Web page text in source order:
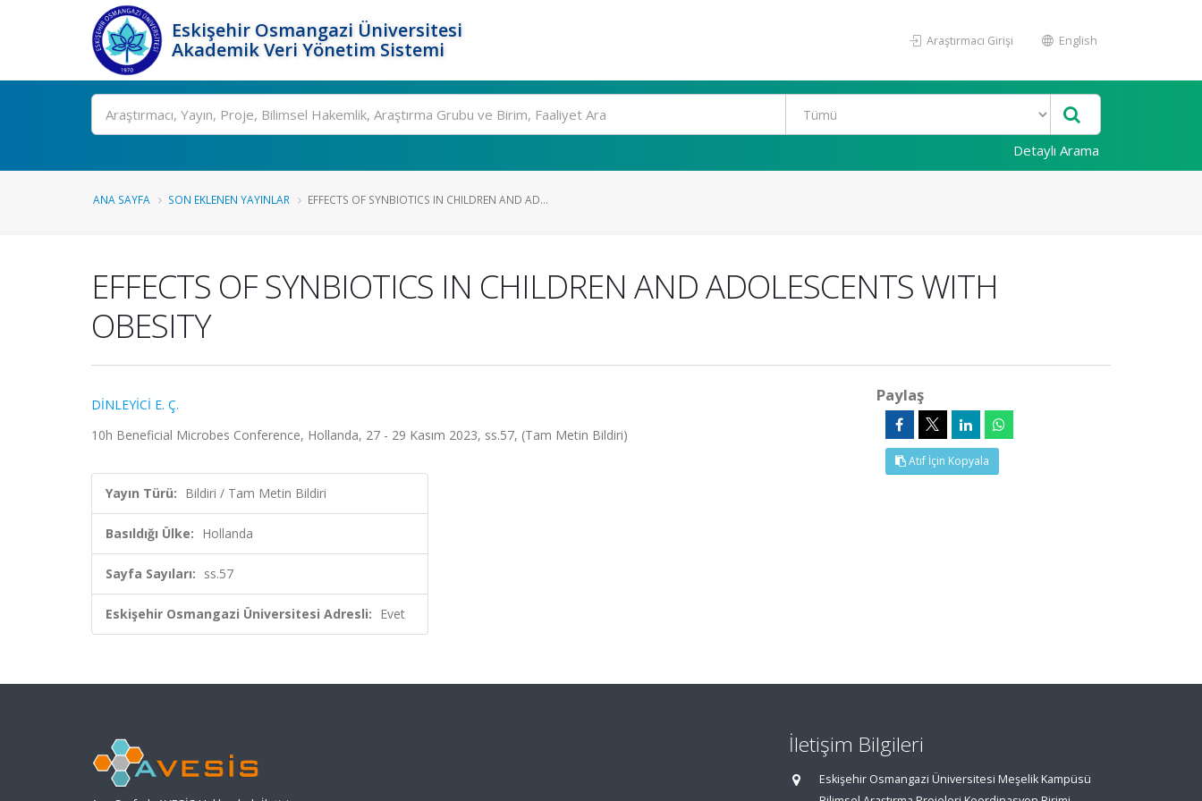
Eskişehir Osmangazi Üniversitesi
Akademik Veri Yönetim Sistemi
Araştırmacı Girişi English
Ara
Detaylı Arama
ANA SAYFA SON EKLENEN YAYINLAR EFFECTS OF SYNBIOTICS IN CHILDREN AND AD...
EFFECTS OF SYNBIOTICS IN CHILDREN AND ADOLESCENTS WITH
OBESITY
DİNLEYİCİ E. Ç.
10h Beneficial Microbes Conference, Hollanda, 27 - 29 Kasım 2023, ss.57, (Tam Metin Bildiri)
Yayın Türü: Bildiri / Tam Metin Bildiri
Basıldığı Ülke: Hollanda
Sayfa Sayıları: ss.57
Eskişehir Osmangazi Üniversitesi Adresli: Evet
Paylaş
Atıf İçin Kopyala
İletişim Bilgileri
Eskişehir Osmangazi Üniversitesi Meşelik Kampüsü